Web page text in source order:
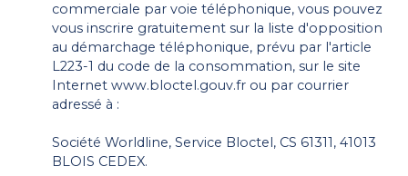
commerciale par voie téléphonique, vous pouvez
vous inscrire gratuitement sur la liste d'opposition
au démarchage téléphonique, prévu par l'article
L223-1 du code de la consommation, sur le site
Internet www.bloctel.gouv.fr ou par courrier
adressé à :
Société Worldline, Service Bloctel, CS 61311, 41013
BLOIS CEDEX.